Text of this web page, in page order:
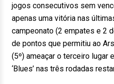
jogos consecutivos sem
apenas uma vitória nas
campeonato (2 empates e 2
de pontos que permitiu ao
(5º) ameaçar o terceiro lugar
‘Blues’ nas três rodadas